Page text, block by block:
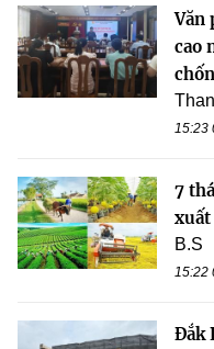
Văn
cao
15:23
7
B.S
15:22
Đắk